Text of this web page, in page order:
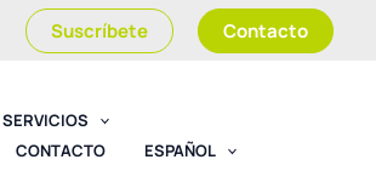
Suscríbete Contacto
SERVICIOS
CONTACTO ESPAÑOL